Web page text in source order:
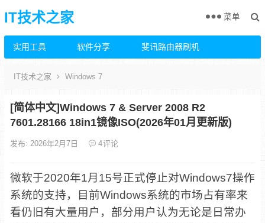
IT技术之家
实用工具 软件分享 斐讯路由器刷机
菜单
IT技术之家 Windows 7
[简体中文]Windows 7 & Server 2008 R2
7601.28166 18in1镜像ISO(2026年01月更新版)
发布: 2026年2月7日 4评论
微软于2020年1月15号正式停止对Windows7操作
系统的支持，目前Windows系统的市场占有率来
看仍旧有大量用户，部分用户认为无论是日常办